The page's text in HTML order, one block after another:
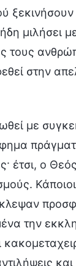
μιλήσει
τους
στην
με
έτσι, ο
την